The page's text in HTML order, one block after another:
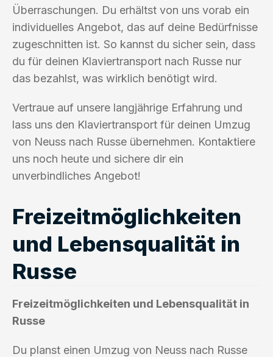
Überraschungen. Du erhältst von uns vorab ein
individuelles Angebot, das auf deine Bedürfnisse
zugeschnitten ist. So kannst du sicher sein, dass
du für deinen Klaviertransport nach Russe nur
das bezahlst, was wirklich benötigt wird.
Vertraue auf unsere langjährige Erfahrung und
lass uns den Klaviertransport für deinen Umzug
von Neuss nach Russe übernehmen. Kontaktiere
uns noch heute und sichere dir ein
unverbindliches Angebot!
Freizeitmöglichkeiten
und Lebensqualität in
Russe
Freizeitmöglichkeiten und Lebensqualität in
Russe
Du planst einen Umzug von Neuss nach Russe